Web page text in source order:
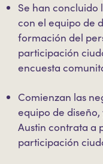
Se han concluido
con el equipo de
formación del
participación
encuesta
Comienzan las
equipo de diseño,
Austin contrata a
participación